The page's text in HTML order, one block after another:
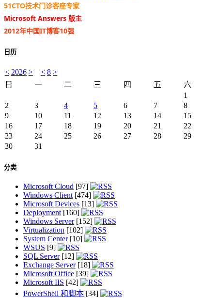
51CTO技术门诊客座专家
Microsoft Answers 版主
2012年中国IT博客10强
日历
< 2026 > < 8 >
日
一 二 三 四 五
六
1
2
3 4 5 6 7
8
9
10 11 12 13 14
15
16
17 18 19 20 21
22
23
24 25 26 27 28
29
30
31
分类
Microsoft Cloud [97]
Windows Client[474]
Microsoft Devices [13]
Deployment[160]
Windows Server[152]
Virtualization [102]
System Center[10]
WSUS [9]
SQL Server[12]
Exchange Server[18]
Microsoft Office [39]
Microsoft IIS [42]
PowerShell 和脚本 [34]